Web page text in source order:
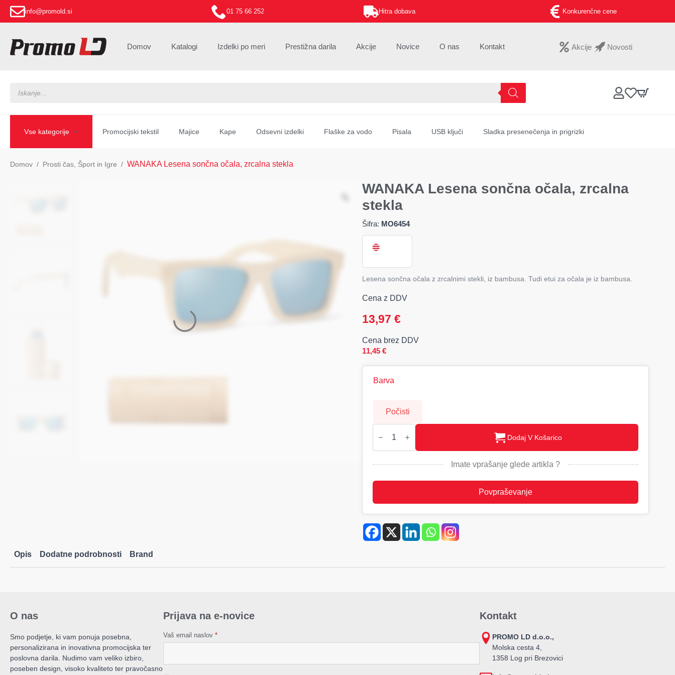
info@promold.si 01 75 66 252 Hitra dobava Konkurenčne cene
Domov Katalogi Izdelki po meri Prestižna darila Akcije Novice O nas Kontakt Akcije Novosti
search
Vse kategorije Promocijski tekstil Majice Kape Odsevni izdelki Flaške za vodo Pisala USB ključi Sladka presenečenja in prigrizki
Domov Prosti čas, Šport in Igre WANAKA Lesena sončna očala, zrcalna stekla
WANAKA Lesena sončna očala, zrcalna
stekla
Šifra: MO6454
Lesena sončna očala z zrcalnimi stekli, iz bambusa. Tudi etui za očala je iz bambusa.
Cena z DDV
13,97€
Cena brez DDV
11,45€
Barva
Počisti
WANAKA
Lesena
očala,
stekla
Dodaj V Košarico
Imate vprašanje glede artikla ?
Povpraševanje
Opis Dodatne podrobnosti Brand
O nas
Smo podjetje, ki vam ponuja posebna,
personalizirana in inovativna promocijska ter
poslovna darila. Nudimo vam veliko izbiro,
poseben design, visoko kvaliteto ter pravočasno
Prijava na e-novice
Vaš email naslov *
Kontakt
PROMO LD d.o.o.,
Molska cesta 4,
1358 Log pri Brezovici